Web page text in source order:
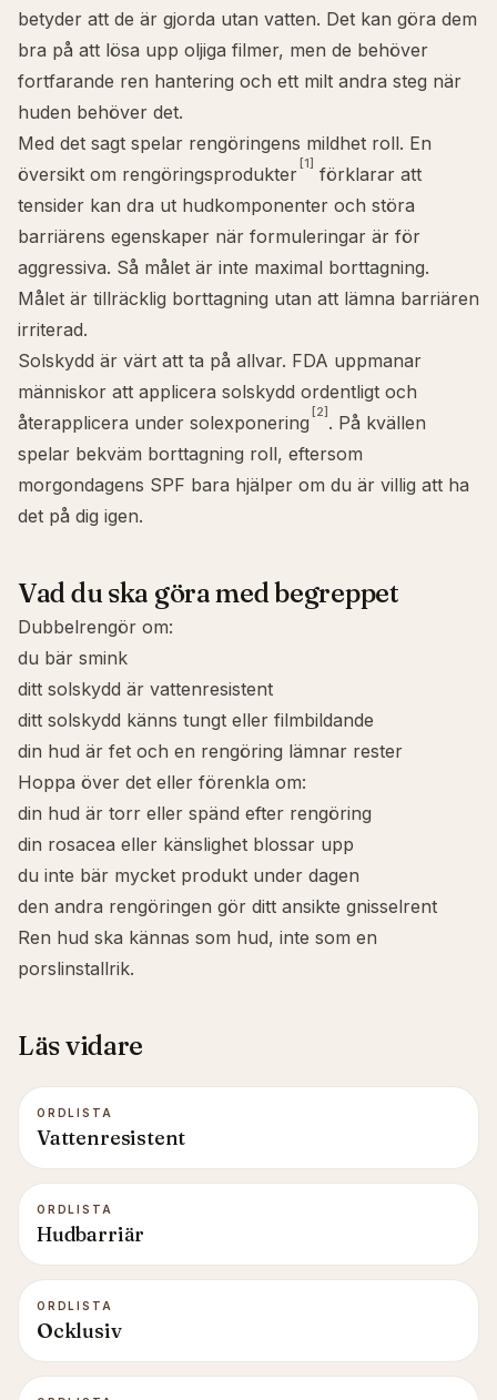
betyder att de är gjorda utan vatten. Det kan göra dem
bra på att lösa upp oljiga filmer, men de behöver
fortfarande ren hantering och ett milt andra steg när
huden behöver det.
Med det sagt spelar rengöringens mildhet roll. En
översikt om rengöringsprodukter [1] förklarar att
tensider kan dra ut hudkomponenter och störa
barriärens egenskaper när formuleringar är för
aggressiva. Så målet är inte maximal borttagning.
Målet är tillräcklig borttagning utan att lämna barriären
irriterad.
Solskydd är värt att ta på allvar. FDA uppmanar
människor att applicera solskydd ordentligt och
återapplicera under solexponering [2] . På kvällen
spelar bekväm borttagning roll, eftersom
morgondagens SPF bara hjälper om du är villig att ha
det på dig igen.
Vad du ska göra med begreppet
Dubbelrengör om:
du bär smink
ditt solskydd är vattenresistent
ditt solskydd känns tungt eller filmbildande
din hud är fet och en rengöring lämnar rester
Hoppa över det eller förenkla om:
din hud är torr eller spänd efter rengöring
din rosacea eller känslighet blossar upp
du inte bär mycket produkt under dagen
den andra rengöringen gör ditt ansikte gnisselrent
Ren hud ska kännas som hud, inte som en
porslinstallrik.
Läs vidare
ORDLISTA
Vattenresistent
ORDLISTA
Hudbarriär
ORDLISTA
Ocklusiv